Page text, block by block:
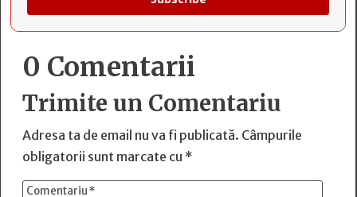
0 Comentarii
Trimite un Comentariu
Adresa ta de email nu va fi publicată. Câmpurile
obligatorii sunt marcate cu *